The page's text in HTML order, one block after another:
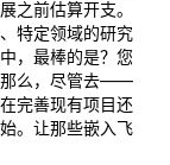
之前估算开支。
特定领域的研究
，最棒的是？您
那么，尽管去——
完善现有项目还
。让那些嵌入飞